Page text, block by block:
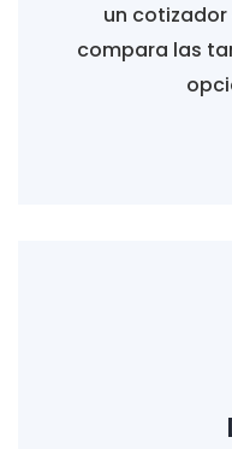
un cotizador
compara las